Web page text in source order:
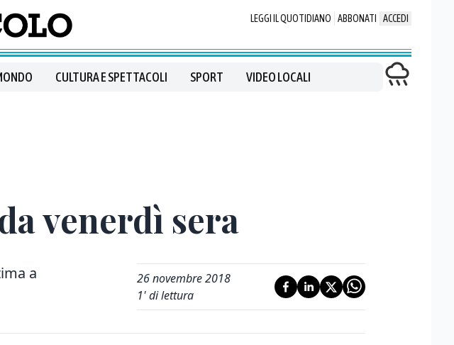
LEGGI IL QUOTIDIANO ABBONATI ACCEDI
CULTURA E SPETTACOLI SPORT VIDEO LOCALI
venerdì sera
a
26 novembre 2018
1' di lettura